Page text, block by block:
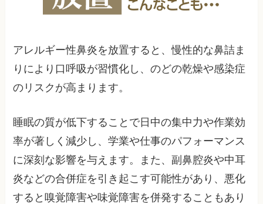
アレルギー性鼻炎を放置すると、慢性的な鼻詰ま
りにより口呼吸が習慣化し、のどの乾燥や感染症
のリスクが高まります。
睡眠の質が低下することで日中の集中力や作業効
率が著しく減少し、学業や仕事のパフォーマンス
に深刻な影響を与えます。また、副鼻腔炎や中耳
炎などの合併症を引き起こす可能性があり、悪化
すると嗅覚障害や味覚障害を併発することもあり